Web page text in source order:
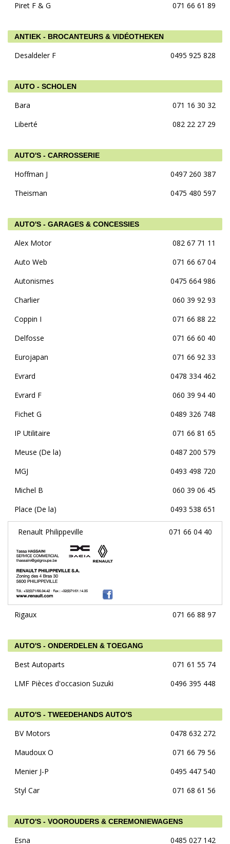
Piret F & G
071 66 61 89
ANTIEK - BROCANTEURS & VIDÉOTHEKEN
Desaldeler F 0495 925 828
AUTO - SCHOLEN
Bara
071 16 30 32
Liberté
082 22 27 29
AUTO'S - CARROSSERIE
Hoffman J
0497 260 387
Theisman
0475 480 597
AUTO'S - GARAGES & CONCESSIES
Alex Motor
082 67 71 11
Auto Web
071 66 67 04
Autonismes
0475 664 986
Charlier
060 39 92 93
Coppin I
071 66 88 22
Delfosse
071 66 60 40
Eurojapan
071 66 92 33
Evrard
0478 334 462
Evrard F
060 39 94 40
Fichet G
0489 326 748
IP Utilitaire
071 66 81 65
Meuse (De la)
0487 200 579
MGJ
0493 498 720
Michel B
060 39 06 45
Place (De la)
0493 538 651
Renault Philippeville 071 66 04 40
Rigaux 071 66 88 97
AUTO'S - ONDERDELEN & TOEGANG
Best Autoparts
071 61 55 74
LMF Pièces d'occasion Suzuki
0496 395 448
AUTO'S - TWEEDEHANDS AUTO'S
BV Motors
0478 632 272
Maudoux O
071 66 79 56
Menier J-P
0495 447 540
Styl Car
071 68 61 56
AUTO'S - VOOROUDERS & CEREMONIEWAGENS
Esna 0485 027 142